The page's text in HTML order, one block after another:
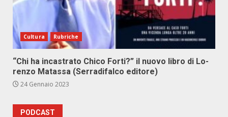
Cultura Rubriche
“Chi ha in­ca­stra­to Chi­co For­ti?” il nuo­vo li­bro di Lo­
ren­zo Ma­tas­sa (Ser­ra­di­fal­co edi­to­re)
24 Gennaio 2023
PODCAST